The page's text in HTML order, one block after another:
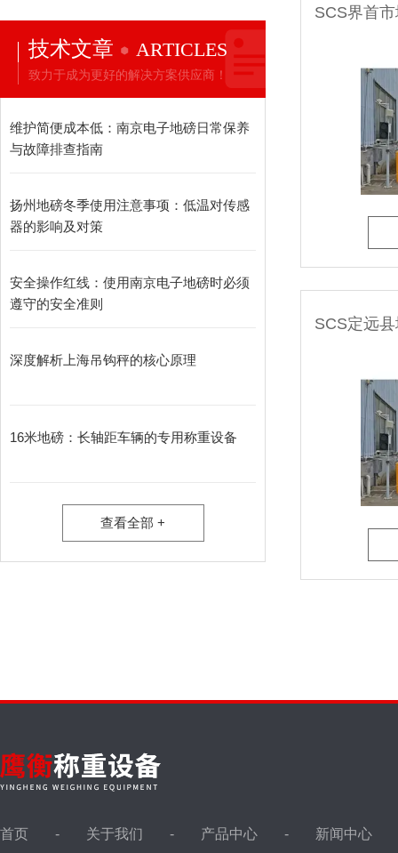
技术文章 ARTICLES
致力于成为更好的解决方案供应商！
维护简便成本低：南京电子地磅日常保养
与故障排查指南​
扬州地磅冬季使用注意事项：低温对传感
器的影响及对策
安全操作红线：使用南京电子地磅时必须
遵守的安全准则
深度解析上海吊钩秤的核心原理
16米地磅：长轴距车辆的专用称重设备​
查看全部 +
首页 关于我们 产品中心 新闻中心